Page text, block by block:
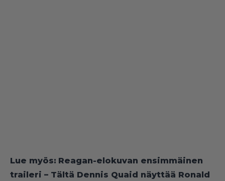
Lue myös: Reagan-elokuvan ensimmäinen
traileri – Tältä Dennis Quaid näyttää Ronald